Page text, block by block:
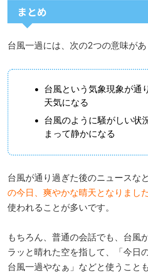
まとめ
台風一過には、次の2つの意味があ
台風という気象現象が通
天気になる
台風のように騒がしい状
まって静かになる
台風が通り過ぎた後のニュースな
の今日、爽やかな晴天となりまし
使われることが多いです。
もちろん、普通の会話でも、台風
ラッと晴れた空を指して、「今日
台風一過やなぁ」などと使うこと